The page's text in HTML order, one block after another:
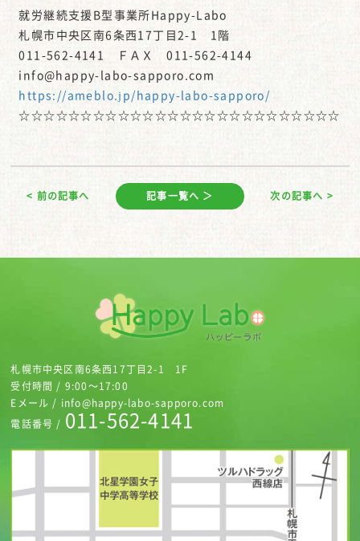
就労継続支援B型事業所Happy-Labo
札幌市中央区南6条西17丁目2-1 1階
011-562-4141 ＦＡＸ 011-562-4144
info@happy-labo-sapporo.com
https://ameblo.jp/happy-labo-sapporo/
☆☆☆☆☆☆☆☆☆☆☆☆☆☆☆☆☆☆☆☆☆☆☆☆☆☆
< 前の記事へ 記事一覧へ ＞ 次の記事へ >
札幌市中央区南6条西17丁目2-1 1F
受付時間 / 9:00～17:00
Eメール / info@happy-labo-sapporo.com
電話番号 / 011-562-4141